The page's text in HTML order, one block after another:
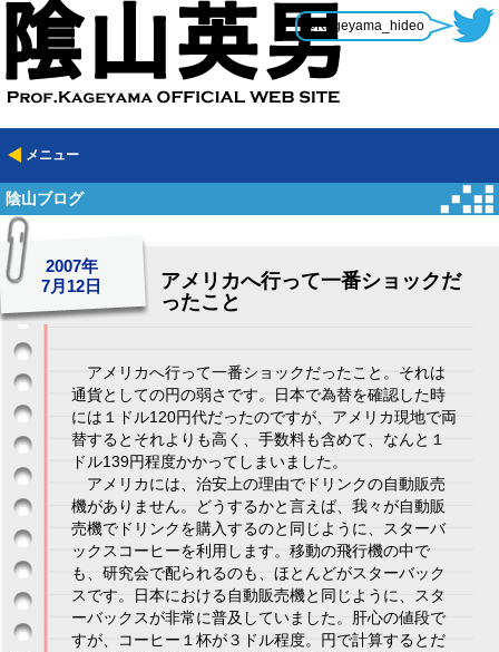
@Kageyama_hideo
メニュー
陰山ブログ
アメリカへ行って一番ショックだ
ったこと
2007年
7月12日
アメリカへ行って一番ショックだったこと。それは
通貨としての円の弱さです。日本で為替を確認した時
には１ドル120円代だったのですが、アメリカ現地で両
替するとそれよりも高く、手数料も含めて、なんと１
ドル139円程度かかってしまいました。
アメリカには、治安上の理由でドリンクの自動販売
機がありません。どうするかと言えば、我々が自動販
売機でドリンクを購入するのと同じように、スターバ
ックスコーヒーを利用します。移動の飛行機の中で
も、研究会で配られるのも、ほとんどがスターバック
スです。日本における自動販売機と同じように、スタ
ーバックスが非常に普及していました。肝心の値段で
すが、コーヒー１杯が３ドル程度。円で計算するとだ